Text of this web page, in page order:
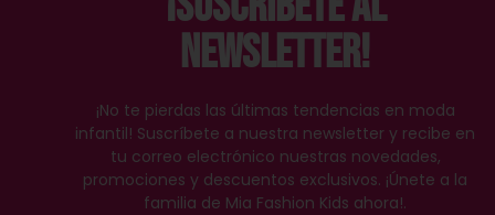
Newsletter!
¡No te pierdas las últimas tendencias en moda
infantil! Suscríbete a nuestra newsletter y recibe en
tu correo electrónico nuestras novedades,
promociones y descuentos exclusivos. ¡Únete a la
familia de Mia Fashion Kids ahora!.